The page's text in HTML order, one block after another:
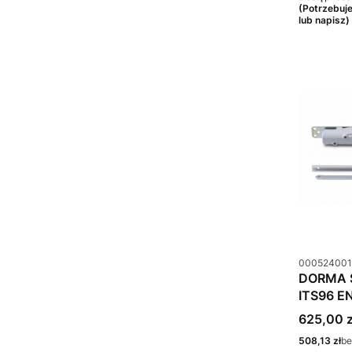
lub napisz)
Kod
DORMA
ITS96
+ Szyna ślizgowa
Cena
625,00
Cena netto
508,13 zł